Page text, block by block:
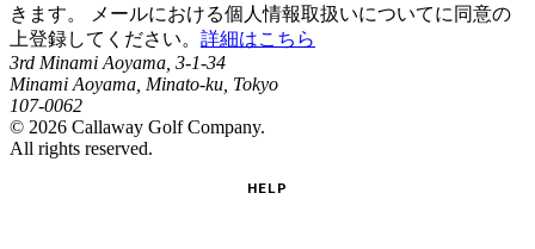
きます。 メールにおける個人情報取扱いについてに同意の
上登録してください。 詳細はこちら
3rd Minami Aoyama, 3-1-34
Minami Aoyama, Minato-ku, Tokyo
107-0062
© 2026 Callaway Golf Company.
All rights reserved.
HELP